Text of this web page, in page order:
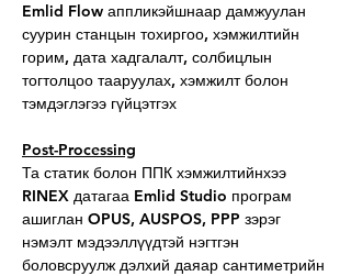
Emlid Flow аппликэйшнаар дамжуулан
суурин станцын тохиргоо, хэмжилтийн
горим, дата хадгалалт, солбицлын
тогтолцоо тааруулах, хэмжилт болон
тэмдэглэгээ гүйцэтгэх
Post-Processing
Та статик болон ППК хэмжилтийнхээ
RINEX датагаа Emlid Studio програм
ашиглан OPUS, AUSPOS, PPP зэрэг
нэмэлт мэдээллүүдтэй нэгтгэн
боловсруулж дэлхий даяар сантиметрийн